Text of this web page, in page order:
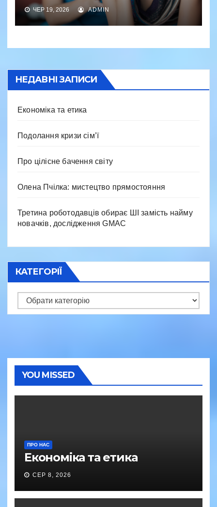
ЧЕР 19, 2026 ADMIN
НЕДАВНІ ЗАПИСИ
Економіка та етика
Подолання кризи сім’ї
Про цілісне бачення світу
Олена Пчілка: мистецтво прямостояння
Третина роботодавців обирає ШІ замість найму
новачків, дослідження GMAC
КАТЕГОРІЇ
Категорії
YOU MISSED
ПРО НАС
Економіка та етика
СЕР 8, 2026